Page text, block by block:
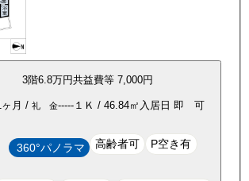
3階6.8万円共益費等 7,000円
ヶ月 / 礼 金----- １Ｋ / 46.84㎡ 入居日 即 可
360°パノラマ 高齢者可 P空き有